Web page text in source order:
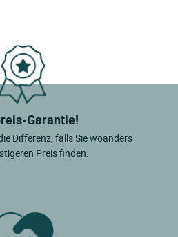
Garantie!
Differenz, falls Sie woanders
Preis finden.